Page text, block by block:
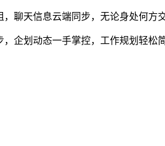
天信息云端同步，无论身处何方交
划动态一手掌控，工作规划轻松简